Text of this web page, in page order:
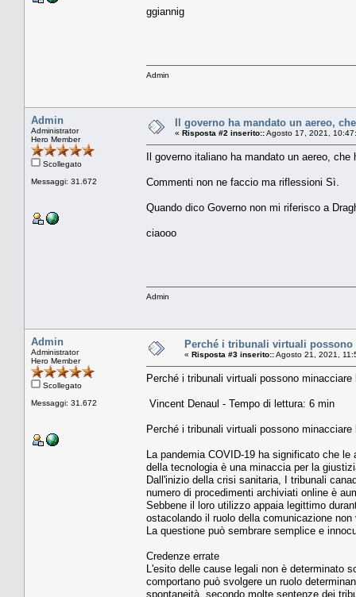
ggiannig
Admin
Admin
Administrator
Hero Member
Scollegato
Messaggi: 31.672
Il governo ha mandato un aereo,
« Risposta #2 inserito::Agosto 17, 2021,
Il governo italiano ha mandato un aereo,
Commenti non ne faccio ma riflessioni Sì.
Quando dico Governo non mi riferisco a
ciaooo
Admin
Admin
Administrator
Hero Member
Scollegato
Messaggi: 31.672
Perché i tribunali virtuali
« Risposta #3 inserito::Agosto 21, 2021,
Perché i tribunali virtuali possono minacciare
Vincent Denaul - Tempo di lettura: 6 min
Perché i tribunali virtuali possono minacciare
La pandemia COVID-19 ha significato che
della tecnologia è una minaccia per la
Dall'inizio della crisi sanitaria, I tribunali
numero di procedimenti archiviati online è
Sebbene il loro utilizzo appaia legittimo
ostacolando il ruolo della comunicazione
La questione può sembrare semplice e
Credenze errate
L'esito delle cause legali non è determinato
comportano può svolgere un ruolo
spontaneità, secondo molte sentenze dei